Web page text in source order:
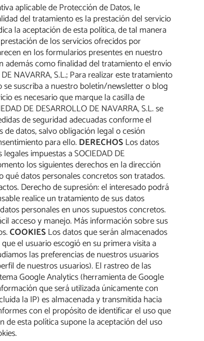
aplicable de Protección de Datos, le
del tratamiento es la prestación del servicio
la aceptación de esta política, de tal manera
de los servicios ofrecidos por
en los formularios presentes en nuestro
además como finalidad del tratamiento el envío
NAVARRA, S.L.; Para realizar este tratamiento
suscriba a nuestro boletín/newsletter o blog
es necesario que marque la casilla de
DE DESARROLLO DE NAVARRA, S.L. se
de seguridad adecuadas conforme el
datos, salvo obligación legal o cesión
para ello.DERECHOSLos datos
impuestas a SOCIEDAD DE
los siguientes derechos en la dirección
qué datos personales concretos son tratados.
Derecho de supresión: el interesado podrá
realice un tratamiento de sus datos
personales en unos supuestos concretos.
acceso y manejo. Más información sobre sus
COOKIESLos datos que serán almacenados
el usuario escogió en su primera visita a
las preferencias de nuestros usuarios
de nuestros usuarios). El rastreo de las
Google Analytics (herramienta de Google
que será utilizada únicamente con
la IP) es almacenada y transmitida hacia
con el propósito de identificar el uso que
esta política supone la aceptación del uso